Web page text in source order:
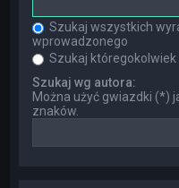
Szukaj wszystkich
wprowadzonego
Szukaj któregokolwiek
Szukaj wg autora:
Można użyć gwiazdki (*)
znaków.